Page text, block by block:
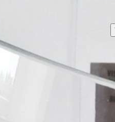
PODOBNÉ PRODUKTY
Plexi CCM VR11 Pro Short Cut CE
1 643 Kč